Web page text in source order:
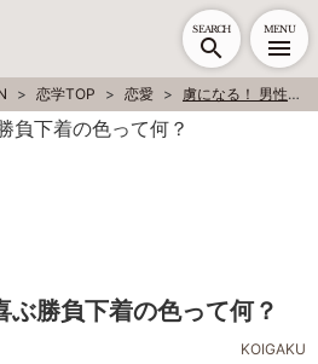
SEARCH MENU
恋学TOP 恋愛 虜になる！ 男性が喜ぶ勝負下着の色って何？
ぶ勝負下着の色って何？
KOIGAKU